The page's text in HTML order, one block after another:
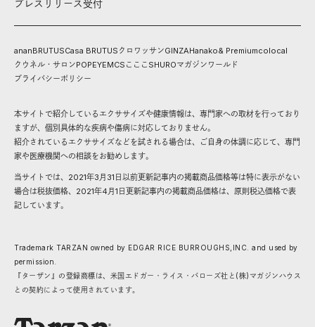
プレスリリース受付
ananBRUTUSCasa BRUTUS クロワッサンGINZAHanako& Premiumcolocal
クウネル・サロンPOPEYEMCS こここ SHUROマガジンワールド
プライバシーポリシー
本サイトで紹介しているエクササイズや健康情報は、専門家への取材を行っており
ますが、個別具体的な疾病や傷病に対応しておりません。
紹介されているエクササイズなどを試される場合は、ご自身の体調に応じて、専門
家や医療機関への相談をお勧めします。
当サイトでは、2021年3月31日以前更新記事内の掲載商品価格等は特に表示がない
場合は税抜価格、2021年4月1日更新記事内の掲載商品価格は、原則税込価格で表
記しています。
Trademark TARZAN owned by EDGAR RICE BURROUGHS,INC. and used by
permission.
『ターザン』の登録商標は、米国エドガー・ライス・バローズ社と(株)マガジンハウス
との契約によって使用されています。